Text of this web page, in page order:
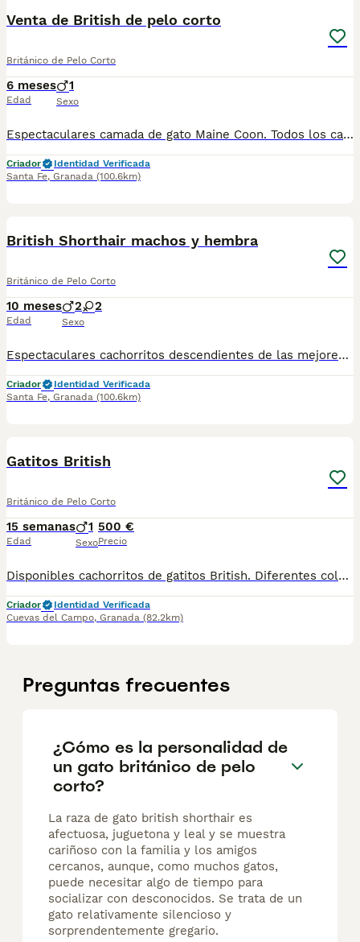
Venta de British de pelo corto
Británico de Pelo Corto
6 meses
Edad
1
Sexo
Espectaculares camada de gato Maine Coon. Todos los cachorritos se entregan con unos dos meses y medio de edad y sus vacunas correspondientes, desparasitados interna y externamente, con certificado de salud, y garantía tanto por enfermedad vírica como congénito genética. Posibilidad de entregar en toda España mediante transporte propio preparado para animales y con chofer privado. Los precios pueden variar según las características y morfología de cada cachorro. Añádenos al whats app o llámanos, y encantados atenderemos todas tus dudas y consultas. Teléfono / Whats app: 641 92 23 90
Criador
Identidad Verificada
Santa Fe, Granada (100.6km)
British Shorthair machos y hembra
Británico de Pelo Corto
10 meses
Edad
2 2
Sexo
Espectaculares cachorritos descendientes de las mejores líneas de sangre. Disponibles machos y hembras Las camadas están bajo supervisión veterinaria desde su nacimiento hasta que son entregadas a su nueva familia. Criados por un equipo de profesionales y mejores personas que, con años de experiencia a sus espaldas, cuidan a los animales por vocación, aplicando una cría ética y responsable para que cada cachorro se desarrolle con la mejor salud y con un buen temperamento. Todos los cachorritos se entregan con unos dos meses y medio de edad y sus vacunas correspondientes, desparasitados interna y externamente, con certificado de salud, y garantía tanto por enfermedad vírica como congénito genética. Posibilidad de entregar en toda España mediante transporte propio habilitado para perros y con chofer privado. Los precios pueden variar según las características y morfología de cada cachorro. Puedes contactar en el 696 09 34 48
Criador
Identidad Verificada
Santa Fe, Granada (100.6km)
Gatitos British
Británico de Pelo Corto
15 semanas
Edad
1
Sexo
500 €
Precio
Disponibles cachorritos de gatitos British. Diferentes colores azul. Lilac. Taby. Revisados por el veterinario. Vacunados y desparasitados. Se pueden llevar a destino. Más información en mi wasaps 647506660
Criador
Identidad Verificada
Cuevas del Campo, Granada (82.2km)
Preguntas frecuentes
¿Cómo es la personalidad de
un gato británico de pelo
corto?
La raza de gato british shorthair es
afectuosa, juguetona y leal y se muestra
cariñoso con la familia y los amigos
cercanos, aunque, como muchos gatos,
puede necesitar algo de tiempo para
socializar con desconocidos. Se trata de un
gato relativamente silencioso y
sorprendentemente gregario.